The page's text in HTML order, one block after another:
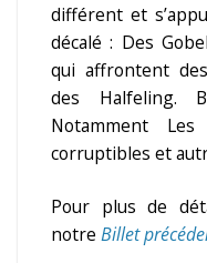
différent et
décalé : Des
qui affrontent
des Halfeling.
Notamment
corruptibles et
Pour plus de
notre Billet